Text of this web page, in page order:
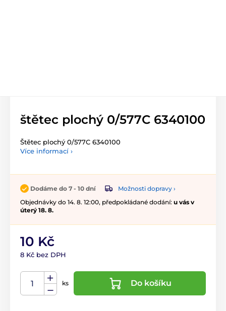
štětec plochý 0/577C 6340100
Štětec plochý 0/577C 6340100
Více informací ›
Dodáme do 7 - 10 dní
Možnosti dopravy ›
Objednávky do 14. 8. 12:00, předpokládané dodání: u vás v
úterý 18. 8.
10 Kč
8 Kč bez DPH
ks Do košíku